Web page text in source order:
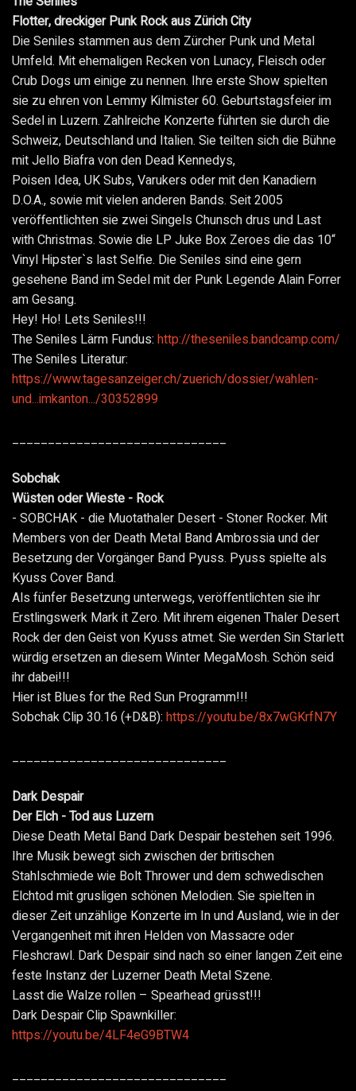
Flotter, dreckiger Punk Rock aus Zürich City
Die Seniles stammen aus dem Zürcher Punk und Metal
Umfeld. Mit ehemaligen Recken von Lunacy, Fleisch oder
Crub Dogs um einige zu nennen. Ihre erste Show spielten
sie zu ehren von Lemmy Kilmister 60. Geburtstagsfeier im
Sedel in Luzern. Zahlreiche Konzerte führten sie durch die
Schweiz, Deutschland und Italien. Sie teilten sich die Bühne
mit Jello Biafra von den Dead Kennedys,
Poisen Idea, UK Subs, Varukers oder mit den Kanadiern
D.O.A., sowie mit vielen anderen Bands. Seit 2005
veröffentlichten sie zwei Singels Chunsch drus und Last
with Christmas. Sowie die LP Juke Box Zeroes die das 10“
Vinyl Hipster`s last Selfie. Die Seniles sind eine gern
gesehene Band im Sedel mit der Punk Legende Alain Forrer
am Gesang.
Hey! Ho! Lets Seniles!!!
The Seniles Lärm Fundus: http://theseniles.bandcamp.com/
The Seniles Literatur:
https://www.tagesanzeiger.ch/zuerich/dossier/wahlen-
und...imkanton.../30352899
______________________________
Sobchak
Wüsten oder Wieste - Rock
- SOBCHAK - die Muotathaler Desert - Stoner Rocker. Mit
Members von der Death Metal Band Ambrossia und der
Besetzung der Vorgänger Band Pyuss. Pyuss spielte als
Kyuss Cover Band.
Als fünfer Besetzung unterwegs, veröffentlichten sie ihr
Erstlingswerk Mark it Zero. Mit ihrem eigenen Thaler Desert
Rock der den Geist von Kyuss atmet. Sie werden Sin Starlett
würdig ersetzen an diesem Winter MegaMosh. Schön seid
ihr dabei!!!
Hier ist Blues for the Red Sun Programm!!!
Sobchak Clip 30.16 (+D&B): https://youtu.be/8x7wGKrfN7Y
______________________________
Dark Despair
Der Elch - Tod aus Luzern
Diese Death Metal Band Dark Despair bestehen seit 1996.
Ihre Musik bewegt sich zwischen der britischen
Stahlschmiede wie Bolt Thrower und dem schwedischen
Elchtod mit grusligen schönen Melodien. Sie spielten in
dieser Zeit unzählige Konzerte im In und Ausland, wie in der
Vergangenheit mit ihren Helden von Massacre oder
Fleshcrawl. Dark Despair sind nach so einer langen Zeit eine
feste Instanz der Luzerner Death Metal Szene.
Lasst die Walze rollen – Spearhead grüsst!!!
Dark Despair Clip Spawnkiller:
https://youtu.be/4LF4eG9BTW4
______________________________